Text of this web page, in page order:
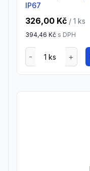
IP67
326,00 Kč / 1 ks
394,46 Kč s DPH